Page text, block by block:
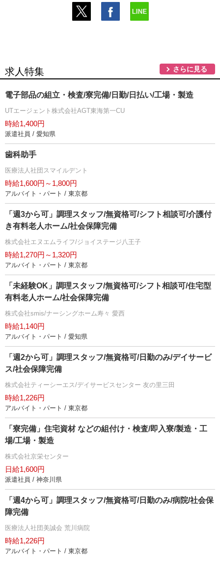
求人特集 さらに見る
電子部品の組立・検査/寮完備/日勤/日払い/工場・製造
UTエージェント株式会社AGT東海第一CU
時給1,400円
派遣社員 / 愛知県
歯科助手
医療法人社団スマイルデント
時給1,600円～1,800円
アルバイト・パート / 東京都
「週3から可」調理スタッフ/無資格可/シフト相談可/介護付
き有料老人ホーム/社会保障完備
株式会社エヌエムライフ/ジョイステージ八王子
時給1,270円～1,320円
アルバイト・パート / 東京都
「未経験OK」調理スタッフ/無資格可/シフト相談可/住宅型
有料老人ホーム/社会保障完備
株式会社smis/ナーシングホーム寿々 愛西
時給1,140円
アルバイト・パート / 愛知県
「週2から可」調理スタッフ/無資格可/日勤のみ/デイサービ
ス/社会保障完備
株式会社ティーシーエス/デイサービスセンター 友の里三田
時給1,226円
アルバイト・パート / 東京都
「寮完備」住宅資材 などの組付け・検査/即入寮/製造・工
場/工場・製造
株式会社京栄センター
日給1,600円
派遣社員 / 神奈川県
「週4から可」調理スタッフ/無資格可/日勤のみ/病院/社会保
障完備
医療法人社団美誠会 荒川病院
時給1,226円
アルバイト・パート / 東京都